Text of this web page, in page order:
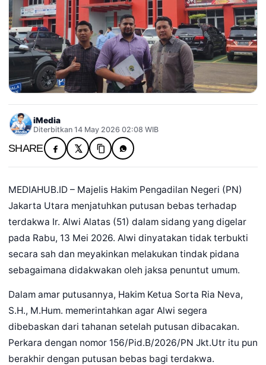
iMedia
Diterbitkan 14 May 2026 02:08 WIB
SHARE
MEDIAHUB.ID – Majelis Hakim Pengadilan Negeri (PN)
Jakarta Utara menjatuhkan putusan bebas terhadap
terdakwa Ir. Alwi Alatas (51) dalam sidang yang digelar
pada Rabu, 13 Mei 2026. Alwi dinyatakan tidak terbukti
secara sah dan meyakinkan melakukan tindak pidana
sebagaimana didakwakan oleh jaksa penuntut umum.
Dalam amar putusannya, Hakim Ketua Sorta Ria Neva,
S.H., M.Hum. memerintahkan agar Alwi segera
dibebaskan dari tahanan setelah putusan dibacakan.
Perkara dengan nomor 156/Pid.B/2026/PN Jkt.Utr itu pun
berakhir dengan putusan bebas bagi terdakwa.